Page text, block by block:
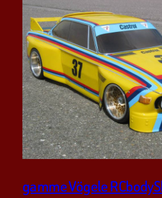
gamme Vögele